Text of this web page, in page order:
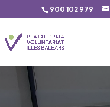
900 102 979